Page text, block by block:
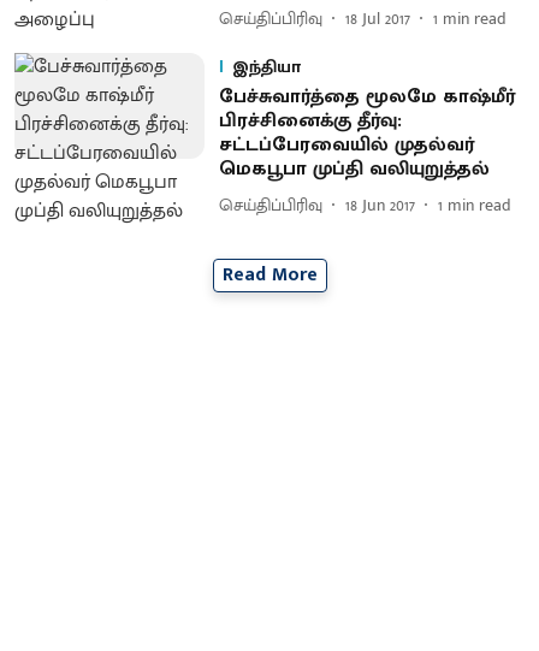
செய்திப்பிரிவு 18 Jul 2017 1 min read
இந்தியா
பேச்சுவார்த்தை மூலமே காஷ்மீர்
பிரச்சினைக்கு தீர்வு :
சட்டப்பேரவையில் முதல்வர்
மெகபூபா முப்தி வலியுறுத்தல்
செய்திப்பிரிவு 18 Jun 2017 1 min read
Read More